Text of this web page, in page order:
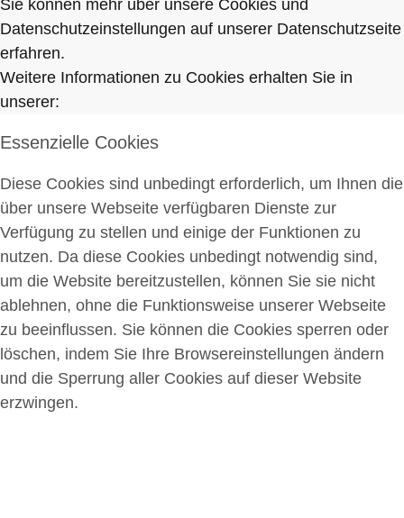
Sie können mehr über unsere Cookies und
Datenschutzeinstellungen auf unserer Datenschutzseite
erfahren.
Weitere Informationen zu Cookies erhalten Sie in
unserer:
Essenzielle Cookies
Diese Cookies sind unbedingt erforderlich, um Ihnen die
über unsere Webseite verfügbaren Dienste zur
Verfügung zu stellen und einige der Funktionen zu
nutzen. Da diese Cookies unbedingt notwendig sind,
um die Website bereitzustellen, können Sie sie nicht
ablehnen, ohne die Funktionsweise unserer Webseite
zu beeinflussen. Sie können die Cookies sperren oder
löschen, indem Sie Ihre Browsereinstellungen ändern
und die Sperrung aller Cookies auf dieser Website
erzwingen.